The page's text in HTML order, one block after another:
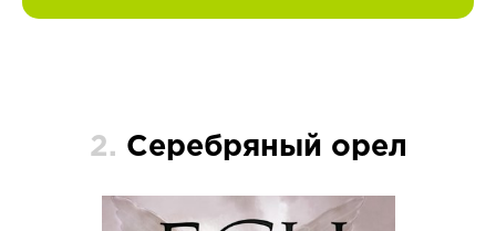
2. Серебряный орел